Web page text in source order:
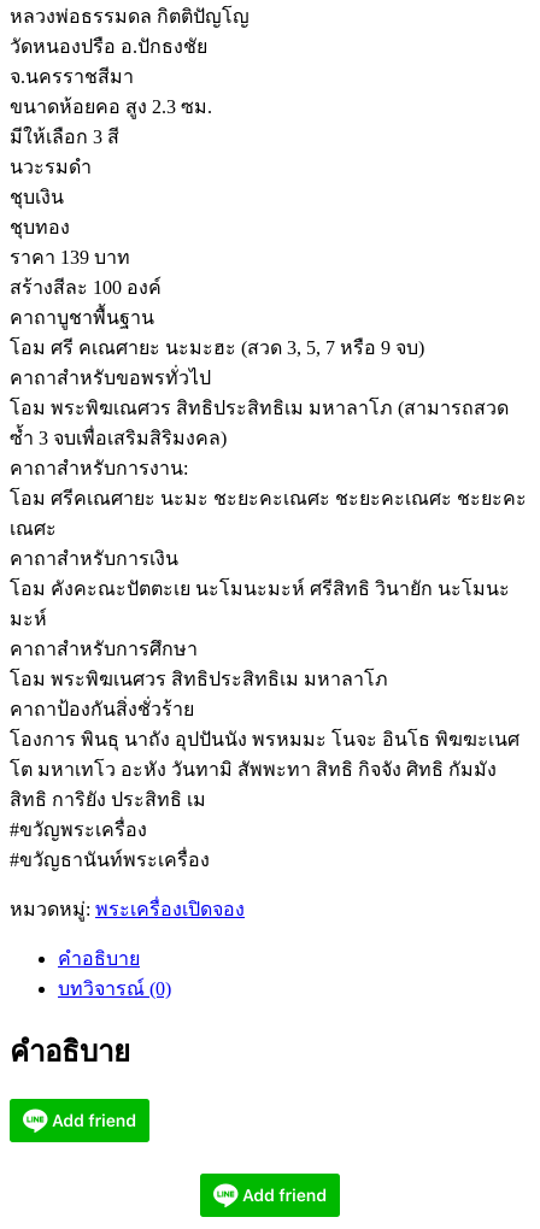
หลวงพ่อธรรมดล กิตติปัญโญ
วัดหนองปรือ อ.ปักธงชัย
จ.นครราชสีมา
ขนาดห้อยคอ สูง 2.3 ซม.
มีให้เลือก 3 สี
นวะรมดำ
ชุบเงิน
ชุบทอง
ราคา 139 บาท
สร้างสีละ 100 องค์
คาถาบูชาพื้นฐาน
โอม ศรี คเณศายะ นะมะฮะ (สวด 3, 5, 7 หรือ 9 จบ)
คาถาสำหรับขอพรทั่วไป
โอม พระพิฆเณศวร สิทธิประสิทธิเม มหาลาโภ (สามารถสวด
ซ้ำ 3 จบเพื่อเสริมสิริมงคล)
คาถาสำหรับการงาน:
โอม ศรีคเณศายะ นะมะ ชะยะคะเณศะ ชะยะคะเณศะ ชะยะคะ
เณศะ
คาถาสำหรับการเงิน
โอม คังคะณะปัตตะเย นะโมนะมะห์ ศรีสิทธิ วินายัก นะโมนะ
มะห์
คาถาสำหรับการศึกษา
โอม พระพิฆเนศวร สิทธิประสิทธิเม มหาลาโภ
คาถาป้องกันสิ่งชั่วร้าย
โองการ พินธุ นาถัง อุปปันนัง พรหมมะ โนจะ อินโธ พิฆฆะเนศ
โต มหาเทโว อะหัง วันทามิ สัพพะทา สิทธิ กิจจัง ศิทธิ กัมมัง
สิทธิ การิยัง ประสิทธิ เม
#ขวัญพระเครื่อง
#ขวัญธานันท์พระเครื่อง
หมวดหมู่: พระเครื่องเปิดจอง
คำอธิบาย
บทวิจารณ์ (0)
คำอธิบาย